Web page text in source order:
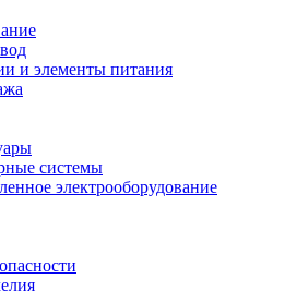
и элементы питания
системы
электрооборудование